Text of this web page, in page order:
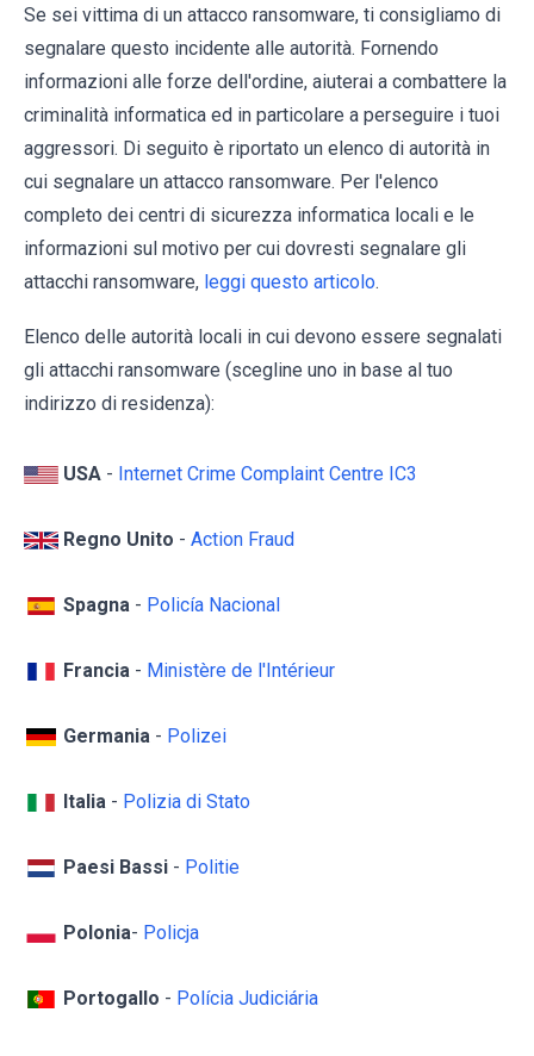
Se sei vittima di un attacco ransomware, ti consigliamo di
segnalare questo incidente alle autorità. Fornendo
informazioni alle forze dell'ordine, aiuterai a combattere la
criminalità informatica ed in particolare a perseguire i tuoi
aggressori. Di seguito è riportato un elenco di autorità in
cui segnalare un attacco ransomware. Per l'elenco
completo dei centri di sicurezza informatica locali e le
informazioni sul motivo per cui dovresti segnalare gli
attacchi ransomware, leggi questo articolo.
Elenco delle autorità locali in cui devono essere segnalati
gli attacchi ransomware (scegline uno in base al tuo
indirizzo di residenza):
USA - Internet Crime Complaint Centre IC3
Regno Unito - Action Fraud
Spagna - Policía Nacional
Francia - Ministère de l'Intérieur
Germania - Polizei
Italia - Polizia di Stato
Paesi Bassi - Politie
Polonia- Policja
Portogallo - Polícia Judiciária